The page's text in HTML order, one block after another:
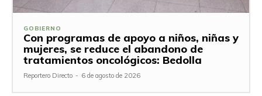
GOBIERNO
Con programas de apoyo a niños, niñas y
mujeres, se reduce el abandono de
tratamientos oncológicos: Bedolla
Reportero Directo - 6 de agosto de 2026